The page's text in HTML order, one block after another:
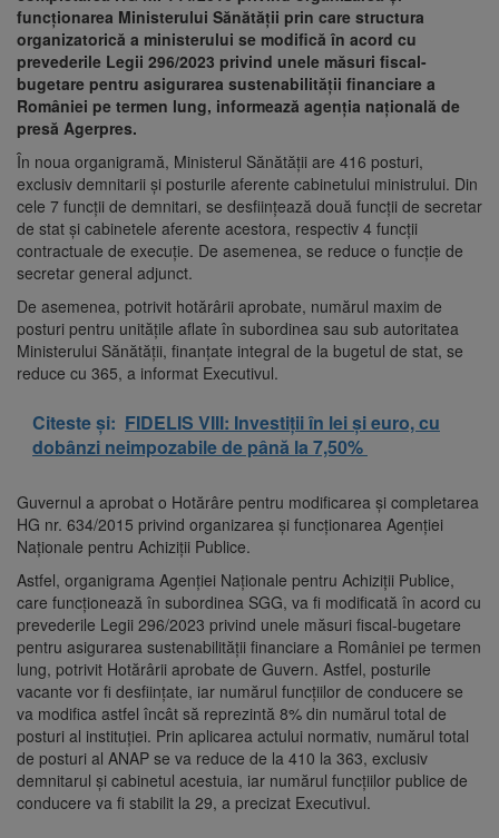
funcţionarea Ministerului Sănătăţii prin care structura
organizatorică a ministerului se modifică în acord cu
prevederile Legii 296/2023 privind unele măsuri fiscal-
bugetare pentru asigurarea sustenabilităţii financiare a
României pe termen lung, informează agenția națională de
presă Agerpres.
În noua organigramă, Ministerul Sănătăţii are 416 posturi,
exclusiv demnitarii şi posturile aferente cabinetului ministrului. Din
cele 7 funcţii de demnitari, se desfiinţează două funcţii de secretar
de stat şi cabinetele aferente acestora, respectiv 4 funcţii
contractuale de execuţie. De asemenea, se reduce o funcţie de
secretar general adjunct.
De asemenea, potrivit hotărârii aprobate, numărul maxim de
posturi pentru unităţile aflate în subordinea sau sub autoritatea
Ministerului Sănătăţii, finanţate integral de la bugetul de stat, se
reduce cu 365, a informat Executivul.
Citeste și: FIDELIS VIII: Investiții în lei și euro, cu
dobânzi neimpozabile de până la 7,50%
Guvernul a aprobat o Hotărâre pentru modificarea şi completarea
HG nr. 634/2015 privind organizarea şi funcţionarea Agenţiei
Naţionale pentru Achiziţii Publice.
Astfel, organigrama Agenţiei Naţionale pentru Achiziţii Publice,
care funcţionează în subordinea SGG, va fi modificată în acord cu
prevederile Legii 296/2023 privind unele măsuri fiscal-bugetare
pentru asigurarea sustenabilităţii financiare a României pe termen
lung, potrivit Hotărârii aprobate de Guvern. Astfel, posturile
vacante vor fi desfiinţate, iar numărul funcţiilor de conducere se
va modifica astfel încât să reprezintă 8% din numărul total de
posturi al instituţiei. Prin aplicarea actului normativ, numărul total
de posturi al ANAP se va reduce de la 410 la 363, exclusiv
demnitarul şi cabinetul acestuia, iar numărul funcţiilor publice de
conducere va fi stabilit la 29, a precizat Executivul.